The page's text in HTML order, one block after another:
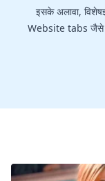
इसके अलावा,
Website tabs जैसे